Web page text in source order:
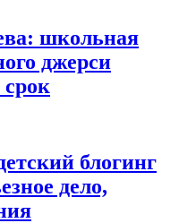
школьная
джерси
блогинг
дело,